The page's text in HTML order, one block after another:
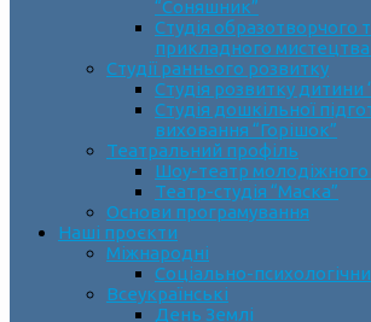
“Соняшник”
Студія образотворчого
прикладного мистецтва
Студії раннього розвитку
Студія розвитку дитини
Студія дошкільної
виховання “Горішок”
Театральний профіль
Шоу-театр молодіжного
Театр-студія “Маска”
Основи програмування
Наші проєкти
Міжнародні
Соціально-
Всеукраїнські
День Землі